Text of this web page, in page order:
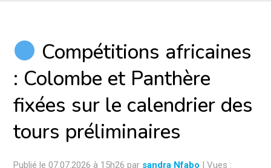
Compétitions africaines
: Colombe et Panthère
fixées sur le calendrier des
tours préliminaires
Publié le 07.07.2026 à 15h26 par sandra Nfabo | Vues :